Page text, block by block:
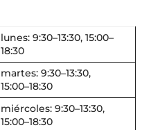
lunes: 9:30–13:30, 15:00–
18:30
martes: 9:30–13:30,
15:00–18:30
miércoles: 9:30–13:30,
15:00–18:30